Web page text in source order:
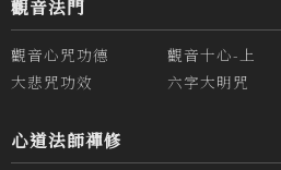
觀音法門
觀音心咒功德 觀音十心-上
大悲咒功效
六字大明咒
心道法師禪修